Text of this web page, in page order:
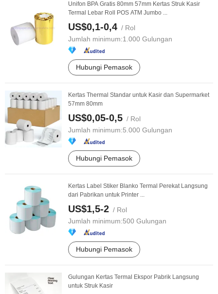
Unifon BPA Gratis 80mm 57mm Kertas Struk Kasir
Termal Lebar Roll POS ATM Jumbo ...
US$0,1-0,4 / Rol
Jumlah minimum:1.000 Gulungan
Hubungi Pemasok
Kertas Thermal Standar untuk Kasir dan Supermarket
57mm 80mm
US$0,05-0,5 / Rol
Jumlah minimum:5.000 Gulungan
Hubungi Pemasok
Kertas Label Stiker Blanko Termal Perekat Langsung
dari Pabrikan untuk Printer ...
US$1,5-2 / Rol
Jumlah minimum:500 Gulungan
Hubungi Pemasok
Gulungan Kertas Termal Ekspor Pabrik Langsung
untuk Struk Kasir